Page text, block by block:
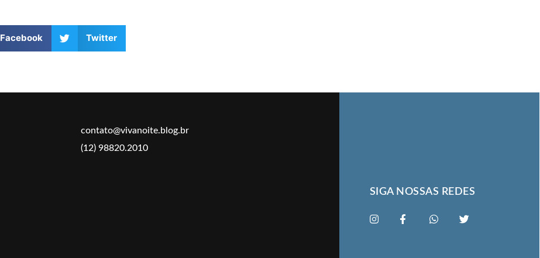
Facebook Twitter
contato@vivanoite.blog.br
(12) 98820.2010
SIGA NOSSAS REDES